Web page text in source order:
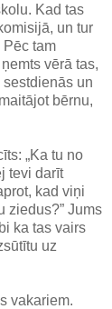
Kad tas
un tur
Pēc tam
vērā tas,
un
bērnu,
„Ka tu no
tevi darīt
kad viņi
ziedus?” Jums
ka tas vairs
uz
vakariem.